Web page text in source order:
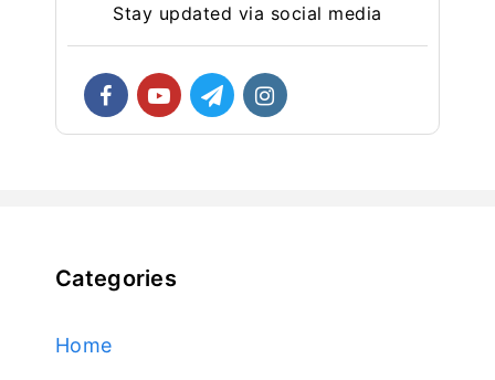
Stay updated via social media
Categories
Home